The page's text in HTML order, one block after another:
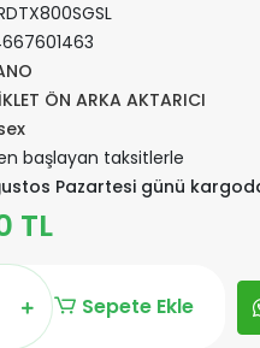
ÖN ARKA AKTARICI
başlayan taksitlerle
Pazartesi günü
TL
Sepete Ekle